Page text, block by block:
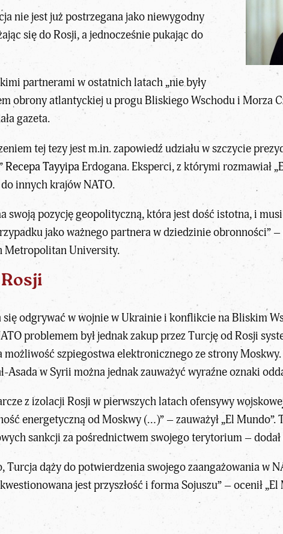
nie jest już postrzegana jako niewygodny
się do Rosji, a jednocześnie pukając do
partnerami w ostatnich latach „nie były
obrony atlantyckiej u progu Bliskiego Wschodu i Morza
gazeta.
tej tezy jest m.in. zapowiedź udziału w szczycie
Recepa Tayyipa Erdogana. Eksperci, z którymi rozmawiał
innych krajów NATO.
swoją pozycję geopolityczną, która jest dość istotna, i
jako ważnego partnera w dziedzinie obronności”
Metropolitan University.
odgrywać w wojnie w Ukrainie i konflikcie na Bliskim
problemem był jednak zakup przez Turcję od Rosji
możliwość szpiegostwa elektronicznego ze strony Moskwy.
w Syrii można jednak zauważyć wyraźne oznaki
z izolacji Rosji w pierwszych latach ofensywy
energetyczną od Moskwy (…)” – zauważył „El
sankcji za pośrednictwem swojego terytorium –
Turcja dąży do potwierdzenia swojego zaangażowania w
jest przyszłość i forma Sojuszu” – ocenił „El